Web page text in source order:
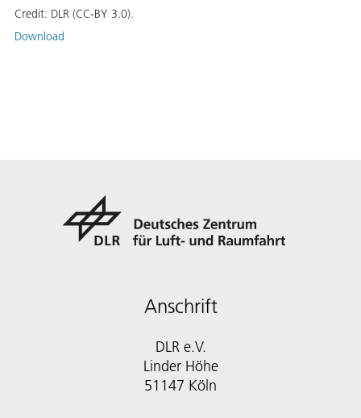
Credit: DLR (CC-BY 3.0).
Download
Anschrift
DLR e.V.
Linder Höhe
51147 Köln